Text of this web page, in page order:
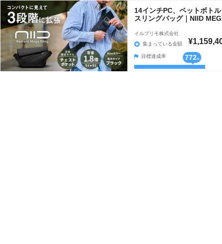
14インチPC、ペットボト
スリングバッグ｜NIID
イルプリモ株式会社
集まっている金額
目標達成率 772%